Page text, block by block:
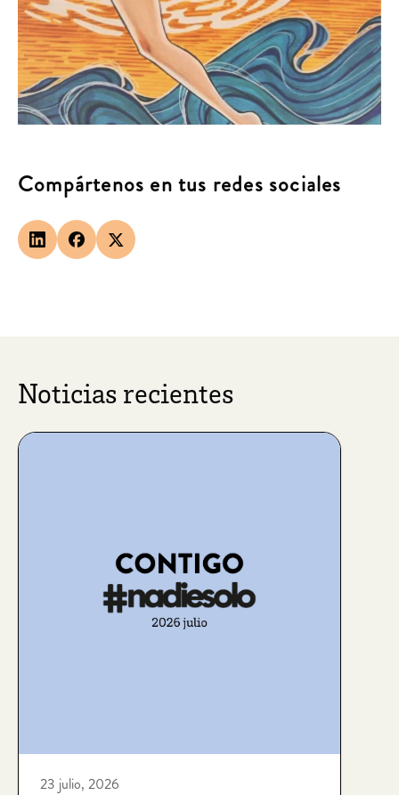
Compártenos en tus redes sociales
Noticias recientes
23 julio, 2026